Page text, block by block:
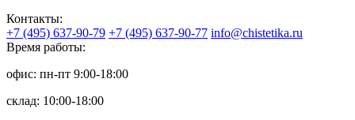
Контакты:
+7 (495) 637-90-79 +7 (495) 637-90-77 info@chistetika.ru
Время работы:
офис: пн-пт 9:00-18:00
склад: 10:00-18:00